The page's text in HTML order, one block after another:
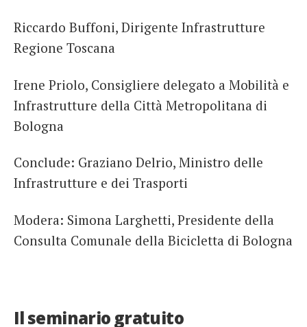
Riccardo Buffoni, Dirigente Infrastrutture
Regione Toscana
Irene Priolo, Consigliere delegato a Mobilità e
Infrastrutture della Città Metropolitana di
Bologna
Conclude: Graziano Delrio, Ministro delle
Infrastrutture e dei Trasporti
Modera: Simona Larghetti, Presidente della
Consulta Comunale della Bicicletta di Bologna
Il seminario gratuito